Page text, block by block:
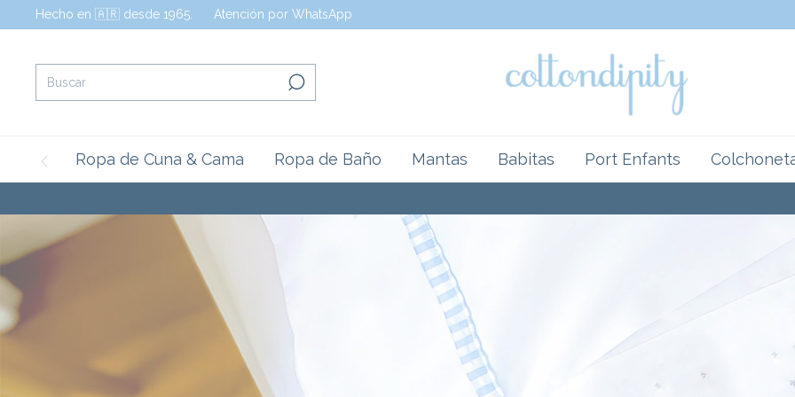
Hecho en 🇦🇷 desde 1965. Atención por WhatsApp
Ropa de Cuna & Cama Ropa de Baño Mantas Babitas Port Enfants
3 CUOTAS SIN